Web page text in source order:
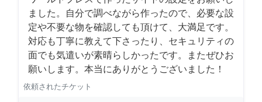
ました。自分で調べながら作ったので、必要な設
定や不要な物を確認しても頂けて、大満足です。
対応も丁寧に教えて下さったり、セキュリティの
面でも気遣いが素晴らしかったです。またぜひお
願いします。本当にありがとうございました！
依頼されたチケット